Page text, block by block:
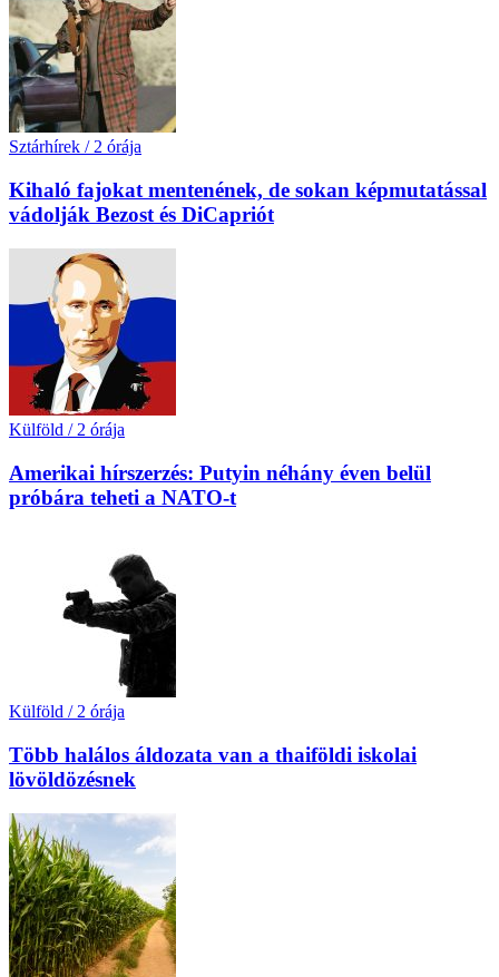
Sztárhírek / 2 órája
Kihaló fajokat mentenének, de sokan képmutatással
vádolják Bezost és DiCapriót
Külföld / 2 órája
Amerikai hírszerzés: Putyin néhány éven belül
próbára teheti a NATO-t
Külföld / 2 órája
Több halálos áldozata van a thaiföldi iskolai
lövöldözésnek